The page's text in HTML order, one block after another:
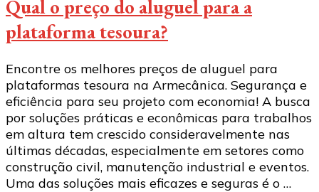
Qual o preço do aluguel para a
plataforma tesoura?
Encontre os melhores preços de aluguel para
plataformas tesoura na Armecânica. Segurança e
eficiência para seu projeto com economia! A busca
por soluções práticas e econômicas para trabalhos
em altura tem crescido consideravelmente nas
últimas décadas, especialmente em setores como
construção civil, manutenção industrial e eventos.
Uma das soluções mais eficazes e seguras é o …